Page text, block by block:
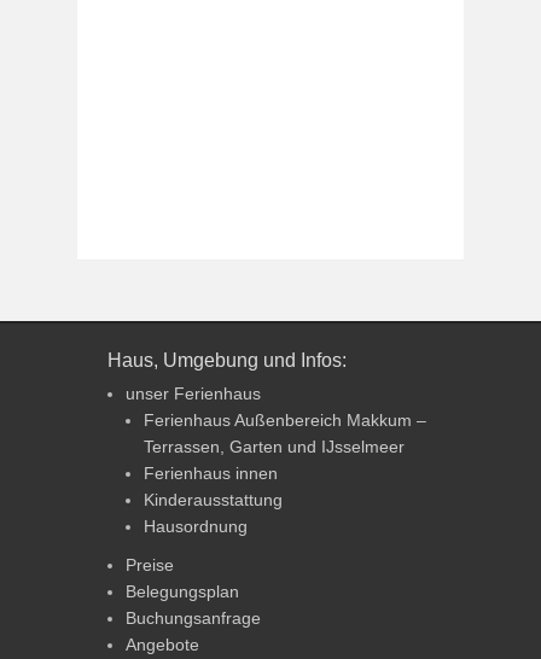
Haus, Umgebung und Infos:
unser Ferienhaus
Ferienhaus Außenbereich Makkum –
Terrassen, Garten und IJsselmeer
Ferienhaus innen
Kinderausstattung
Hausordnung
Preise
Belegungsplan
Buchungsanfrage
Angebote